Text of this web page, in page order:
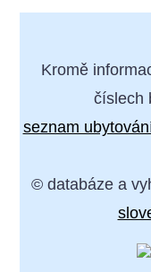
Kromě
číslech
seznam
© databáze a